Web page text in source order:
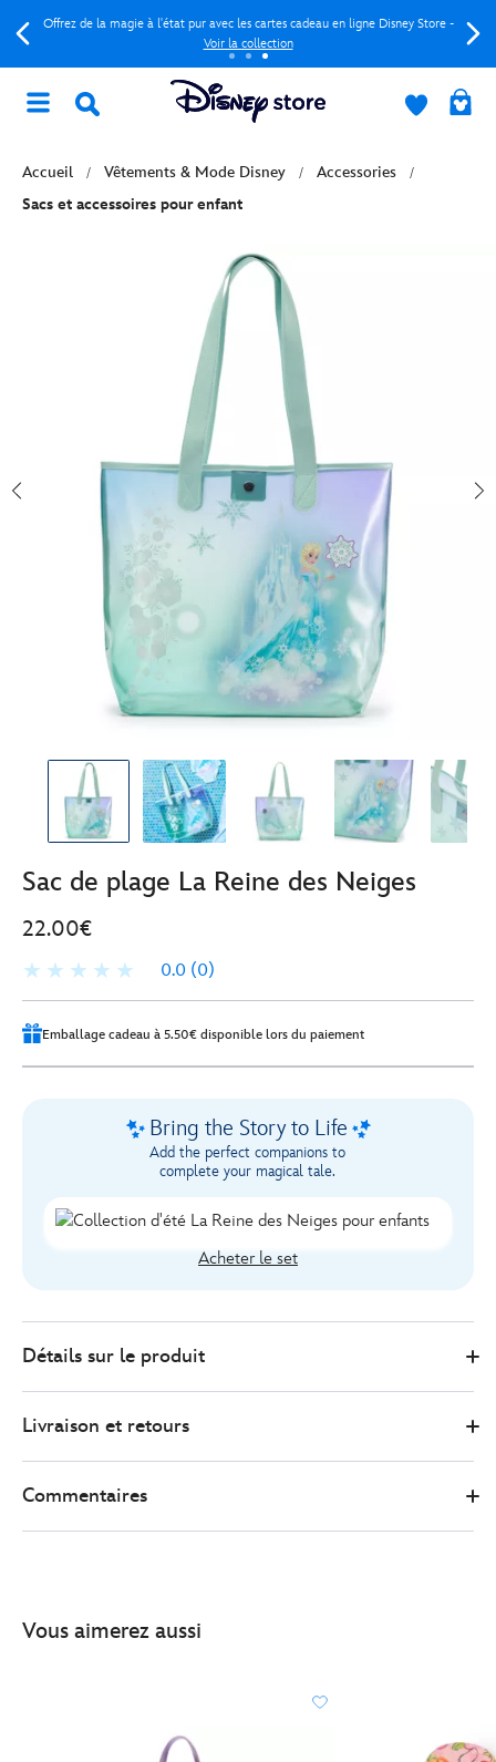
Offrez de la magie à l'état pur avec les cartes cadeau en ligne Disney Store -
Voir la collection
Accueil Vêtements & Mode Disney
Accessories
Sacs et accessoires pour enfant
Sac de plage La Reine des Neiges
22.00€
0.0 (0)
Emballage cadeau à 5.50€ disponible lors du paiement
Bring the Story to Life
Add the perfect companions to
complete your magical tale.
Acheter le set
Store
22.00
https://www.disneystore.fr/sac-
de-
reine-
Détails sur le produit
Livraison et retours
Commentaires
Vous aimerez aussi